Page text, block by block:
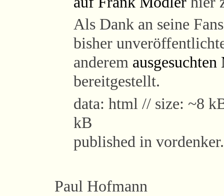
Als Dank an seine
bisher
anderem
bereitgestellt.
data: html // size: ~8
kB
published in
Paul Hofmann